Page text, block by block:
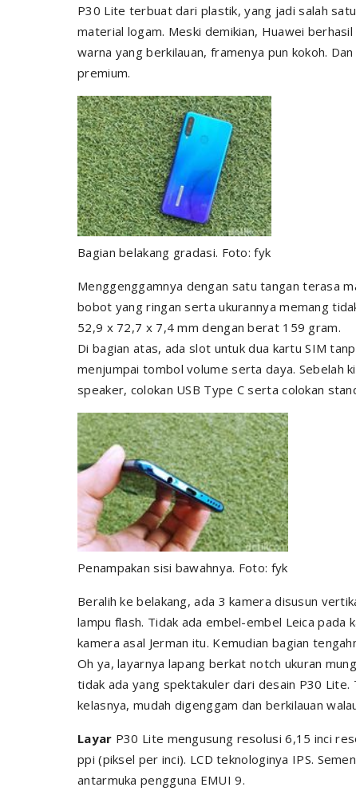
P30 Lite terbuat dari plastik, yang jadi salah
material logam. Meski demikian, Huawei
warna yang berkilauan, framenya pun kokoh.
premium.
Bagian belakang gradasi. Foto: fyk
Menggenggamnya dengan satu tangan terasa
bobot yang ringan serta ukurannya memang
52,9 x 72,7 x 7,4 mm dengan berat 159 gram.
Di bagian atas, ada slot untuk dua kartu SIM
menjumpai tombol volume serta daya. Sebelah
speaker, colokan USB Type C serta colokan
Penampakan sisi bawahnya. Foto: fyk
Beralih ke belakang, ada 3 kamera disusun
lampu flash. Tidak ada embel-embel Leica pada
kamera asal Jerman itu. Kemudian bagian
Oh ya, layarnya lapang berkat notch ukuran
tidak ada yang spektakuler dari desain P30
kelasnya, mudah digenggam dan berkilauan
Layar P30 Lite mengusung resolusi 6,15 inci
ppi (piksel per inci). LCD teknologinya IPS.
antarmuka pengguna EMUI 9.